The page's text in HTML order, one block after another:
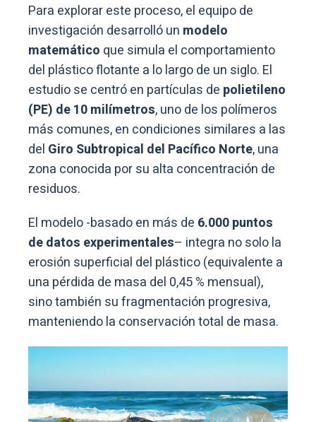
Para explorar este proceso, el equipo de
investigación desarrolló un modelo
matemático que simula el comportamiento
del plástico flotante a lo largo de un siglo. El
estudio se centró en partículas de polietileno
(PE) de 10 milímetros, uno de los polímeros
más comunes, en condiciones similares a las
del Giro Subtropical del Pacífico Norte, una
zona conocida por su alta concentración de
residuos.
El modelo -basado en más de 6.000 puntos
de datos experimentales– integra no solo la
erosión superficial del plástico (equivalente a
una pérdida de masa del 0,45 % mensual),
sino también su fragmentación progresiva,
manteniendo la conservación total de masa.